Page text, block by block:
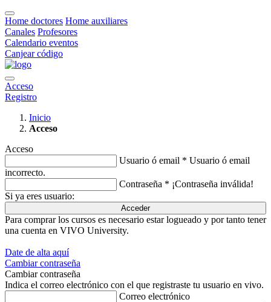
Home doctores Home auxiliares
Canales Profesores
Calendario eventos
Canjear código
Acceso
Registro
Inicio
Acceso
Acceso
Usuario ó email * Usuario ó email
incorrecto.
Contraseña * ¡Contraseña inválida!
Si ya eres usuario:
Acceder
Para comprar los cursos es necesario estar logueado y por tanto tener
una cuenta en VIVO University.
Date de alta aquí
Cambiar contraseña
Cambiar contraseña
Indica el correo electrónico con el que registraste tu usuario en vivo.
Correo electrónico